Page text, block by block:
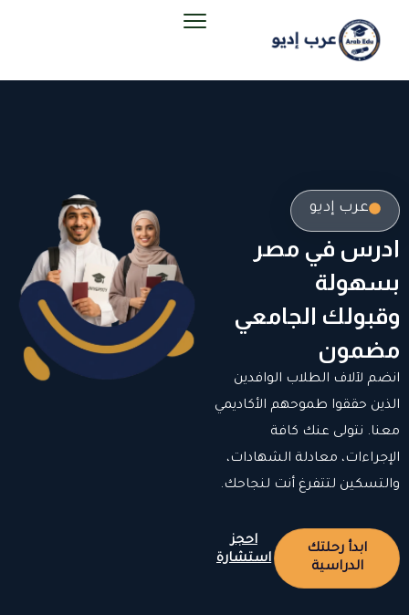
عرب إديو
ادرس في مصر
بسهولة
وقبولك الجامعي
مضمون
انضم لآلاف الطلاب الوافدين
الذين حققوا طموحهم الأكاديمي
معنا. نتولى عنك كافة
الإجراءات، معادلة الشهادات،
والتسكين لتتفرغ أنت لنجاحك.
ابدأ رحلتك
الدراسية
احجز
استشارة